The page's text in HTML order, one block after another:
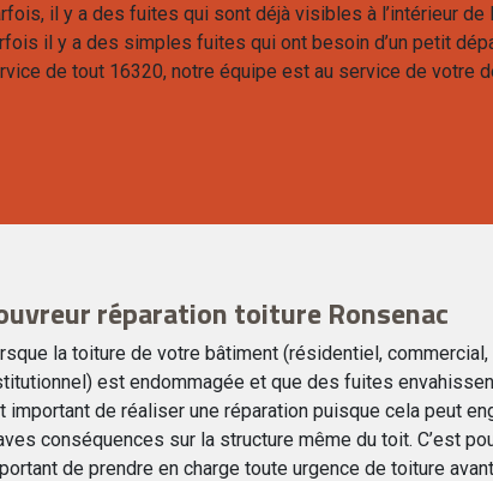
il y a des fuites qui sont déjà visibles à l’intérieur de
il y a des simples fuites qui ont besoin d’un petit
de tout 16320, notre équipe est au service de votre
réparation toiture Ronsenac
la toiture de votre bâtiment (résidentiel,
est endommagée et que des fuites
important de réaliser une réparation puisque cela peut
conséquences sur la structure même du toit. C’est
de prendre en charge toute urgence de toiture